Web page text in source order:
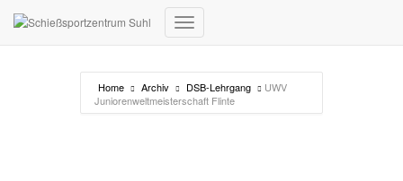
Navigation umschalten
Home Archiv DSB-Lehrgang
UWV
Juniorenweltmeisterschaft Flinte